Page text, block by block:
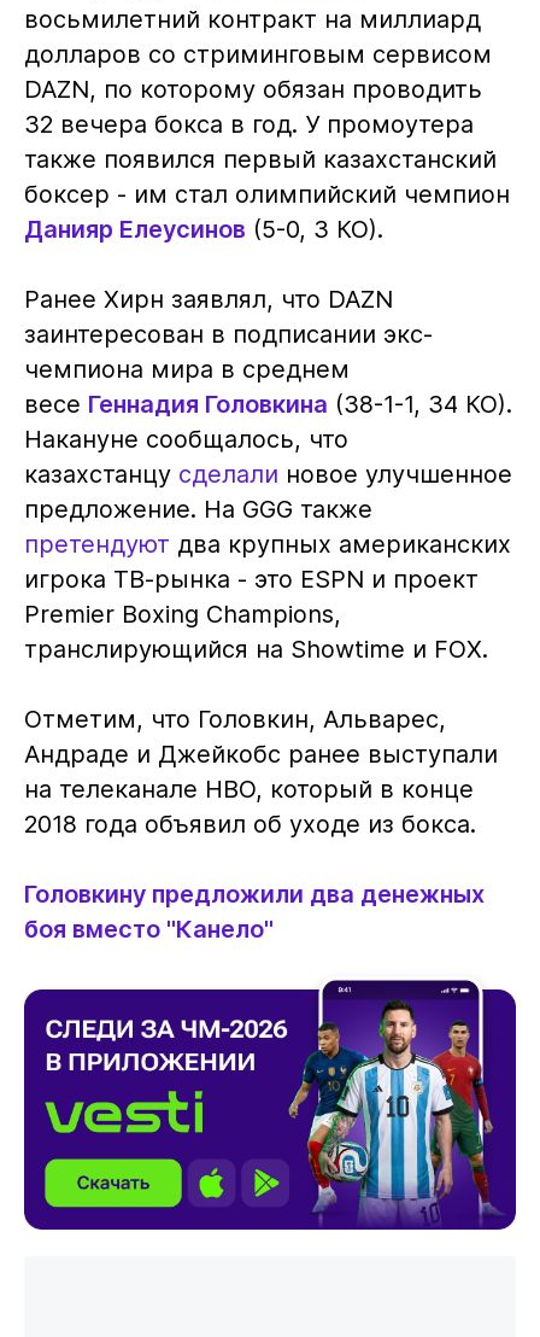
восьмилетний контракт на миллиард
долларов со стриминговым сервисом
DAZN, по которому обязан проводить
32 вечера бокса в год. У промоутера
также появился первый казахстанский
боксер - им стал олимпийский чемпион
Данияр Елеусинов (5-0, 3 КО).
Ранее Хирн заявлял, что DAZN
заинтересован в подписании экс-
чемпиона мира в среднем
весе Геннадия Головкина (38-1-1, 34 КО).
Накануне сообщалось, что
казахстанцу сделали новое улучшенное
предложение. На GGG также
претендуют два крупных американских
игрока ТВ-рынка - это ESPN и проект
Premier Boxing Champions,
транслирующийся на Showtime и FOX.
Отметим, что Головкин, Альварес,
Андраде и Джейкобс ранее выступали
на телеканале HBO, который в конце
2018 года объявил об уходе из бокса.
Головкину предложили два денежных
боя вместо "Канело"